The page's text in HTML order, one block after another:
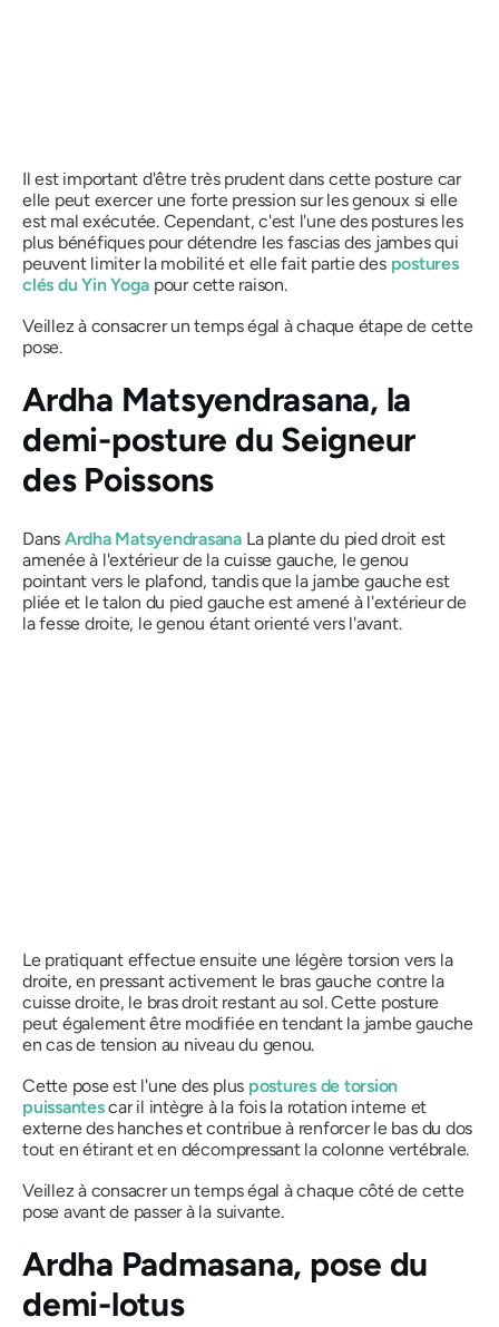
Il est important d'être très prudent dans cette posture car
elle peut exercer une forte pression sur les genoux si elle
est mal exécutée. Cependant, c'est l'une des postures les
plus bénéfiques pour détendre les fascias des jambes qui
peuvent limiter la mobilité et elle fait partie des postures
clés duYin Yoga pour cette raison.
Veillez à consacrer un temps égal à chaque étape de cette
pose.
Ardha Matsyendrasana, la
demi-posture du Seigneur
des Poissons
Dans Ardha Matsyendrasana La plante du pied droit est
amenée à l'extérieur de la cuisse gauche, le genou
pointant vers le plafond, tandis que la jambe gauche est
pliée et le talon du pied gauche est amené à l'extérieur de
la fesse droite, le genou étant orienté vers l'avant.
Le pratiquant effectue ensuite une légère torsion vers la
droite, en pressant activement le bras gauche contre la
cuisse droite, le bras droit restant au sol. Cette posture
peut également être modifiée en tendant la jambe gauche
en cas de tension au niveau du genou.
Cette pose est l'une des plus postures de torsion
puissantescar il intègre à la fois la rotation interne et
externe des hanches et contribue à renforcer le bas du dos
tout en étirant et en décompressant la colonne vertébrale.
Veillez à consacrer un temps égal à chaque côté de cette
pose avant de passer à la suivante.
Ardha Padmasana, pose du
demi-lotus